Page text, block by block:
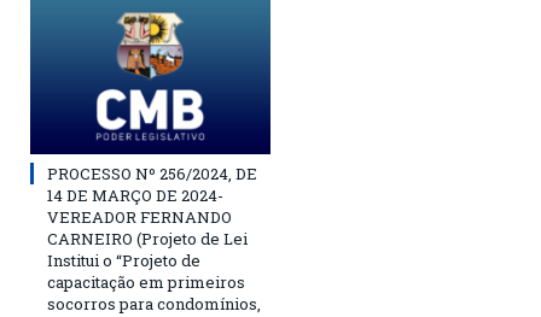
PROCESSO Nº 256/2024, DE
14 DE MARÇO DE 2024-
VEREADOR FERNANDO
CARNEIRO (Projeto de Lei
Institui o “Projeto de
capacitação em primeiros
socorros para condomínios,